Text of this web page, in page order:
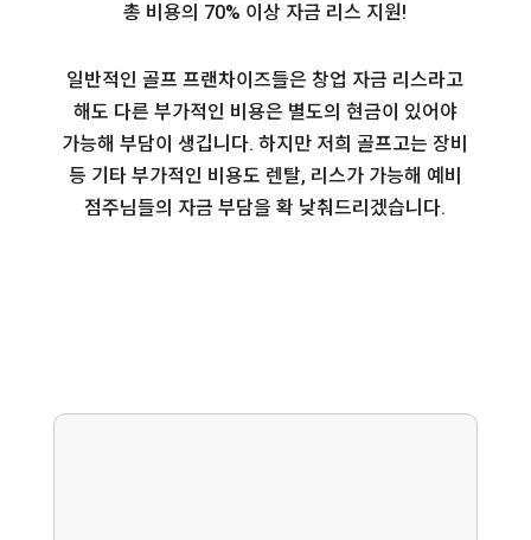
총 비용의 70% 이상 자금 리스 지원!
일반적인 골프 프랜차이즈들은 창업 자금 리스라고
해도 다른 부가적인 비용은 별도의 현금이 있어야
가능해 부담이 생깁니다. 하지만 저희 골프고는 장비
등 기타 부가적인 비용도 렌탈, 리스가 가능해 예비
점주님들의 자금 부담을 확 낮춰드리겠습니다.